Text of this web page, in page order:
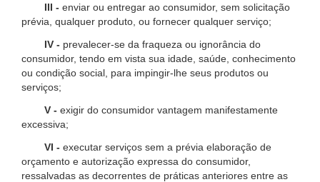
III - enviar ou entregar ao consumidor, sem solicitação
prévia, qualquer produto, ou fornecer qualquer serviço;
IV - prevalecer-se da fraqueza ou ignorância do
consumidor, tendo em vista sua idade, saúde, conhecimento
ou condição social, para impingir-lhe seus produtos ou
serviços;
V - exigir do consumidor vantagem manifestamente
excessiva;
VI - executar serviços sem a prévia elaboração de
orçamento e autorização expressa do consumidor,
ressalvadas as decorrentes de práticas anteriores entre as